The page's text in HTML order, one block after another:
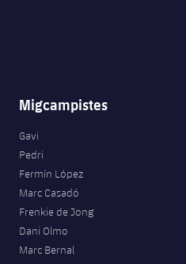
Migcampistes
Gavi
Pedri
Fermín López
Marc Casadó
Frenkie de Jong
Dani Olmo
Marc Bernal